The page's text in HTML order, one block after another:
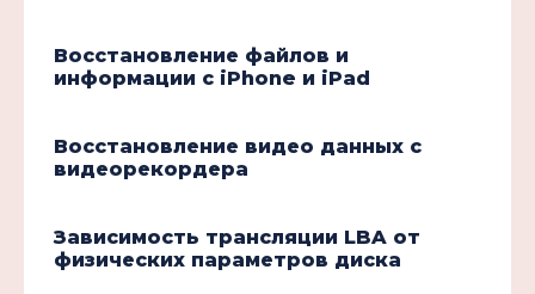
Восстановление файлов и
информации с iPhone и iPad
Восстановление видео данных с
видеорекордера
Зависимость трансляции LBA от
физических параметров диска